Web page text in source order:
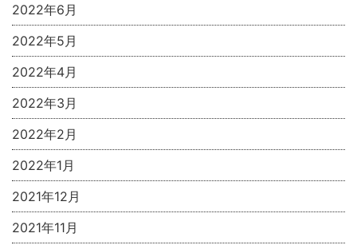
2022年6月
2022年5月
2022年4月
2022年3月
2022年2月
2022年1月
2021年12月
2021年11月